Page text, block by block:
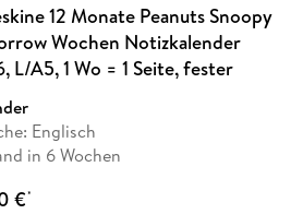
12 Monate Peanuts Snoopy
Wochen Notizkalender
L/A5, 1 Wo = 1 Seite, fester
Englisch
in 6 Wochen
€*